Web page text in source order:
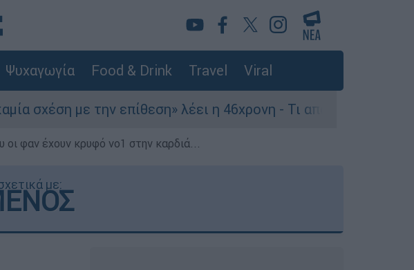
Ψυχαγωγία Food & Drink Travel Viral
επίθεση» λέει η 46χρονη - Τι αποκάλυψε στους
φαν έχουν κρυφό νο1 στην καρδιά...
με: